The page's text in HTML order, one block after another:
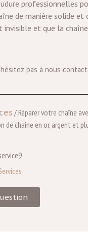
professionnelles
de manière solide
invisible et que la
pas à nous
/ Réparer votre chaîne
de chaîne en or, argent et